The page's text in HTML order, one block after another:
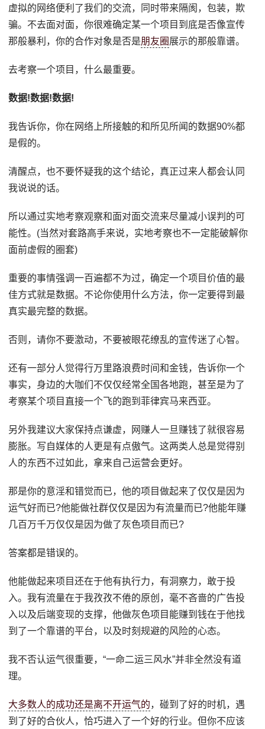
虚拟的网络便利了我们的交流，同时带来隔阂，包装，欺
骗。不去面对面，你很难确定某一个项目到底是否像宣传
那般暴利，你的合作对象是否是朋友圈 展示的那般靠谱。
去考察一个项目，什么最重要。
数据!数据!数据!
我告诉你，你在网络上所接触的和所见所闻的数据90%都
是假的。
清醒点，也不要怀疑我的这个结论，真正过来人都会认同
我说说的话。
所以通过实地考察观察和面对面交流来尽量减小误判的可
能性。(当然对套路高手来说，实地考察也不一定能破解你
面前虚假的圈套)
重要的事情强调一百遍都不为过，确定一个项目价值的最
佳方式就是数据。不论你使用什么方法，你一定要得到最
真实最完整的数据。
否则，请你不要激动，不要被眼花缭乱的宣传迷了心智。
还有一部分人觉得行万里路浪费时间和金钱，告诉你一个
事实，身边的大咖们不仅仅经常全国各地跑，甚至是为了
考察某个项目直接一个飞的跑到菲律宾马来西亚。
另外我建议大家保持点谦虚，网赚人一旦赚钱了就很容易
膨胀。写自媒体的人更是有点傲气。这两类人总是觉得别
人的东西不过如此，拿来自己运营会更好。
那是你的意淫和错觉而已，他的项目做起来了仅仅是因为
运气好而已?他能做社群仅仅是因为有流量而已?他能年赚
几百万千万仅仅是因为做了灰色项目而已?
答案都是错误的。
他能做起来项目还在于他有执行力，有洞察力，敢于投
入。我有流量在于我孜孜不倦的原创，毫不吝啬的广告投
入以及后端变现的支撑，他做灰色项目能赚到钱在于他找
到了一个靠谱的平台，以及时刻规避的风险的心态。
我不否认运气很重要，“一命二运三风水”并非全然没有道
理。
大多数人的成功还是离不开运气的，碰到了好的时机，遇
到了好的合伙人，恰巧进入了一个好的行业。但你不应该